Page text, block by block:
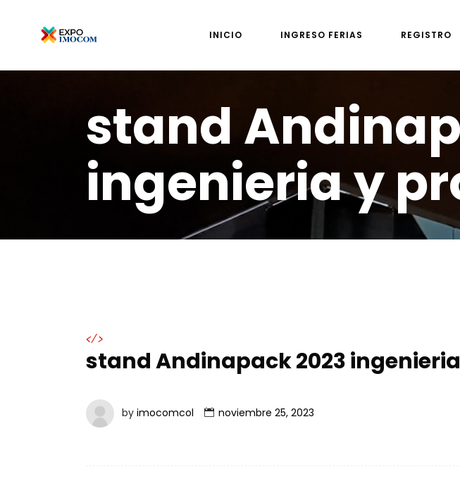
INICIO INGRESO FERIAS REGISTRO
stand
ingenieria y
</>
stand Andinapack 2023
by imocomcol noviembre 25, 2023